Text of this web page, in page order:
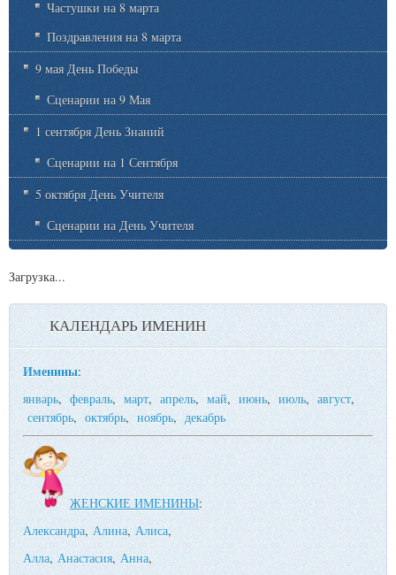
Частушки на 8 марта
Поздравления на 8 марта
9 мая День Победы
Сценарии на 9 Мая
1 сентября День Знаний
Сценарии на 1 Сентября
5 октября День Учителя
Сценарии на День Учителя
Загрузка...
КАЛЕНДАРЬ ИМЕНИН
Именины:
январь, февраль, март, апрель,май, июнь, июль,август,
сентябрь,октябрь, ноябрь,декабрь
ЖЕНСКИЕ ИМЕНИНЫ:
Александра,Алина,Алиса,
Алла, Анастасия,Анна,